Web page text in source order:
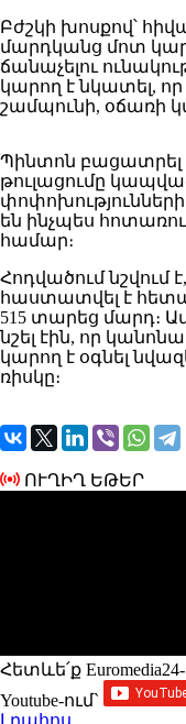
Բժշկի խոսքով՝
մարդկանց մոտ
ճանաչելու
կարող է նկատել,
շամպունի, օճառի
Պինտոն բացատրել
թուլացումը
են ինչպես
համար։
Հոդվածում նշվում
հաստատվել է
515 տարեց մարդ։
նշել էին, որ
կարող է օգնել
ռիսկը։
ՈՒՂԻՂ ԵԹԵՐ
Հետևե՛ք
Youtube-ում`
Լրահոս